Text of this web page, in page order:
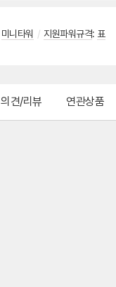
미니타워 / 지원파워규격: 표
의견/리뷰 연관상품